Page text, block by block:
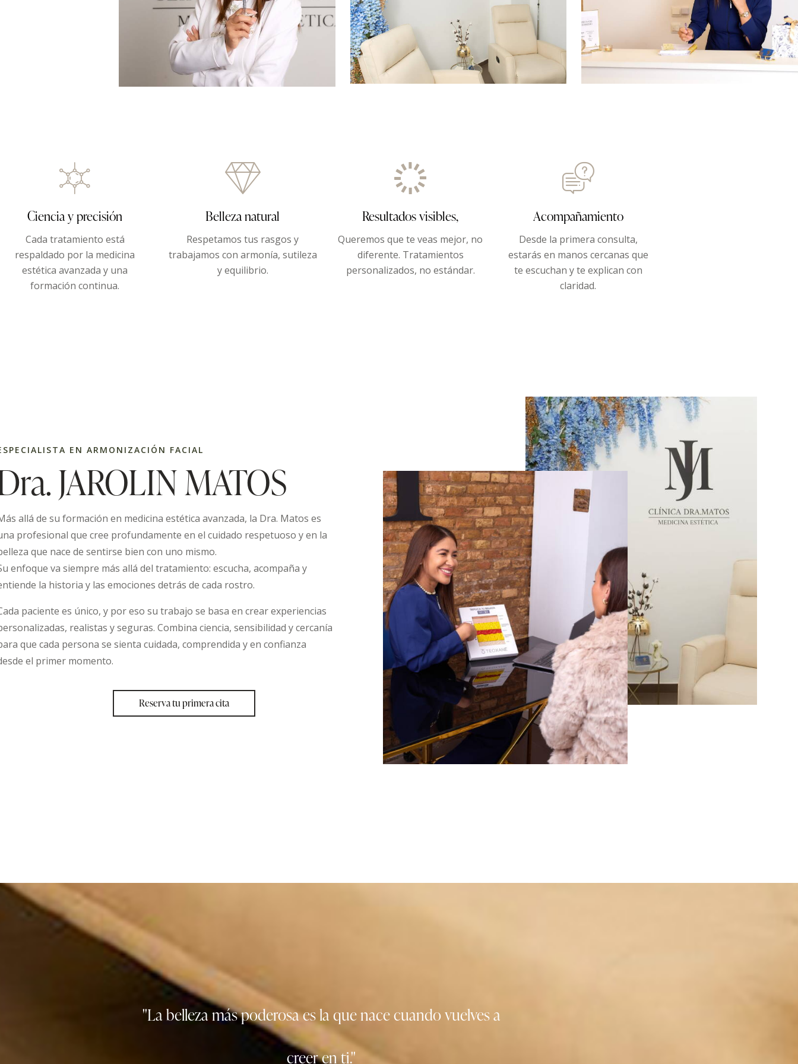
Ciencia y precisión
Cada tratamiento está
respaldado por la medicina
estética avanzada y una
formación continua.
Belleza natural
Respetamos tus rasgos y
trabajamos con armonía, sutileza
y equilibrio.
Resultados visibles,
Queremos que te veas mejor, no
diferente. Tratamientos
personalizados, no estándar.
Acompañamiento
Desde la primera consulta,
estarás en manos cercanas que
te escuchan y te explican con
claridad.
EN ARMONIZACIÓN FACIAL
JAROLIN MATOS
allá de su formación en medicina estética avanzada, la Dra. Matos es
profesional que cree profundamente en el cuidado respetuoso y en la
que nace de sentirse bien con uno mismo.
enfoque va siempre más allá del tratamiento: escucha, acompaña y
la historia y las emociones detrás de cada rostro.
paciente es único, y por eso su trabajo se basa en crear experiencias
realistas y seguras. Combina ciencia, sensibilidad y cercanía
que cada persona se sienta cuidada, comprendida y en confianza
el primer momento.
Reserva tu primera cita
''La belleza más poderosa es la que nace cuando vuelves a
creer en ti.''